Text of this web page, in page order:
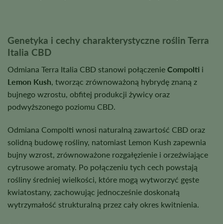
Genetyka i cechy charakterystyczne roślin Terra
Italia CBD
Odmiana Terra Italia CBD stanowi połączenie Compolti i
Lemon Kush, tworząc zrównoważoną hybrydę znaną z
bujnego wzrostu, obfitej produkcji żywicy oraz
podwyższonego poziomu CBD.
Odmiana Compolti wnosi naturalną zawartość CBD oraz
solidną budowę rośliny, natomiast Lemon Kush zapewnia
bujny wzrost, zrównoważone rozgałęzienie i orzeźwiające
cytrusowe aromaty. Po połączeniu tych cech powstają
rośliny średniej wielkości, które mogą wytworzyć gęste
kwiatostany, zachowując jednocześnie doskonałą
wytrzymałość strukturalną przez cały okres kwitnienia.